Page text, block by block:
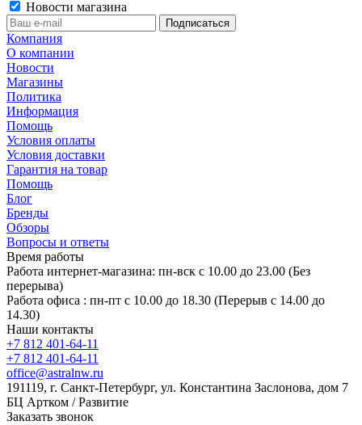
Новости магазина
Компания
О компании
Новости
Магазины
Политика
Информация
Помощь
Условия оплаты
Условия доставки
Гарантия на товар
Помощь
Блог
Бренды
Обзоры
Вопросы и ответы
Время работы
Работа интернет-магазина: пн-вск с 10.00 до 23.00 (Без
перерыва)
Работа офиса : пн-пт с 10.00 до 18.30 (Перерыв с 14.00 до
14.30)
Наши контакты
+7 812 401-64-11
+7 812 401-64-11
office@astralnw.ru
191119, г. Санкт-Петербург, ул. Константина Заслонова, дом 7
БЦ Артком / Развитие
Заказать звонок